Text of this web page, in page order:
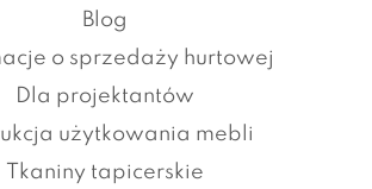
Blog
o sprzedaży hurtowej
Dla projektantów
użytkowania mebli
Tkaniny tapicerskie